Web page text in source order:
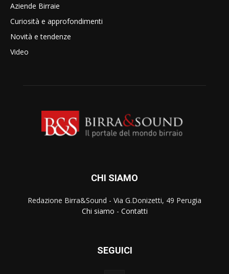
Aziende Birraie
Curiosità e approfondimenti
Novità e tendenze
Video
CHI SIAMO
Redazione Birra&Sound - Via G.Donizetti, 49 Perugia
Chi siamo - Contatti
SEGUICI